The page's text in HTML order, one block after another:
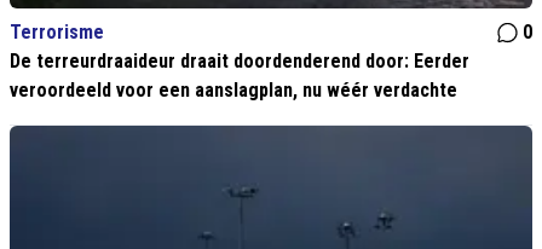
Terrorisme
0
De terreurdraaideur draait doordenderend door: Eerder
veroordeeld voor een aanslagplan, nu wéér verdachte